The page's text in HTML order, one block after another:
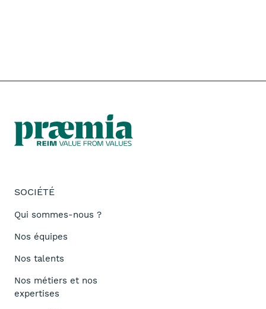
SOCIÉTÉ
Qui sommes-nous ?
Nos équipes
Nos talents
Nos métiers et nos
expertises